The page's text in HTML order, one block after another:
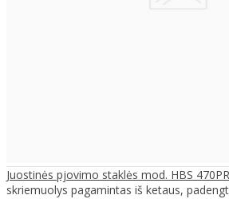
Juostinės pjovimo staklės mod. HBS
skriemuolys pagamintas iš ketaus,